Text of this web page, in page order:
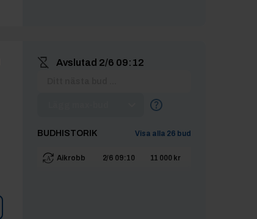
Avslutad 2/6 09:12
BUDHISTORIK Visa alla 26 bud
Aikrobb 2/6 09:10 11 000 kr